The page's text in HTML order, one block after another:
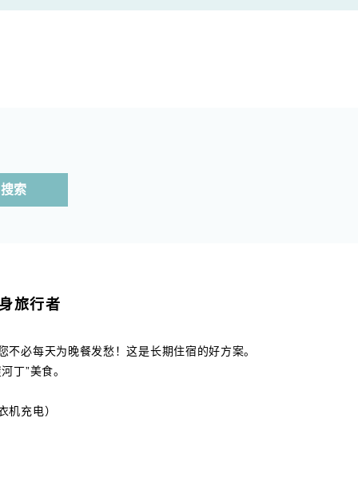
搜索
旅行者
必每天为晚餐发愁！这是长期住宿的好方案。
丁”美食。
机充电）